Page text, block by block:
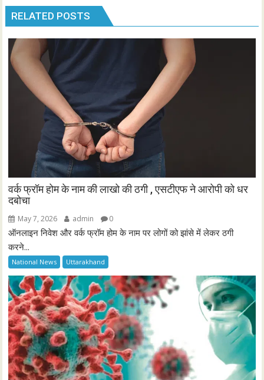
RELATED POSTS
वर्क फ्रॉम होम के नाम की लाखो की ठगी , एसटीएफ ने आरोपी को धर
दबोचा
May 7, 2026 admin 0
ऑनलाइन निवेश और वर्क फ्रॉम होम के नाम पर लोगों को झांसे में लेकर ठगी
करने...
National News Uttarakhand